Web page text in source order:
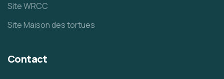
Site WRCC
Site Maison des tortues
Contact